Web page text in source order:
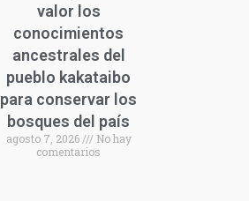
valor los
conocimientos
ancestrales del
pueblo kakataibo
para conservar los
bosques del país
agosto 7, 2026
No hay
comentarios